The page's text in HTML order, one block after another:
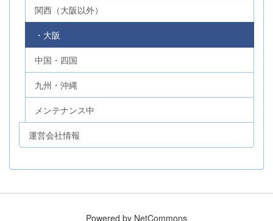
関西（大阪以外）
・大阪
中国・四国
九州・沖縄
メンテナンス中
運営会社情報
Powered by NetCommons